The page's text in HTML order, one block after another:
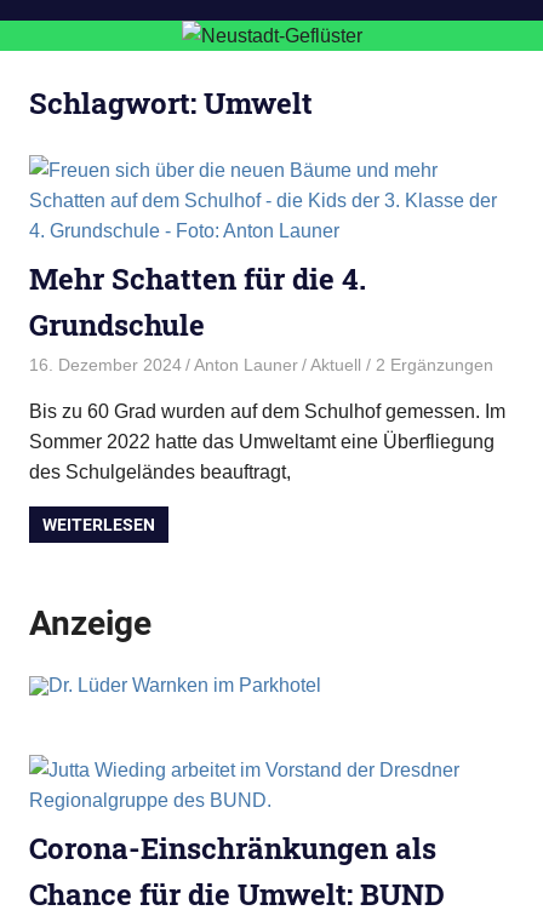
Schlagwort:Umwelt
Mehr Schatten für die 4.
Grundschule
16. Dezember 2024 Anton Launer Aktuell / 2 Ergänzungen
Bis zu 60 Grad wurden auf dem Schulhof gemessen. Im
Sommer 2022 hatte das Umweltamt eine Überfliegung
des Schulgeländes beauftragt,
WEITERLESEN
Anzeige
Corona-Einschränkungen als
Chance für die Umwelt: BUND